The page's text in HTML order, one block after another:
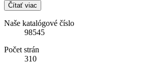
Čítať viac
Naše katalógové číslo
98545
Počet strán
310